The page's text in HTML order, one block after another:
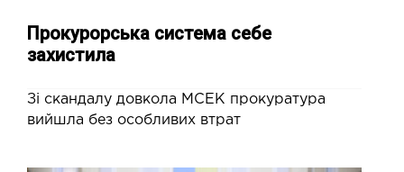
Прокурорська система себе
захистила
Зі скандалу довкола МСЕК прокуратура
вийшла без особливих втрат